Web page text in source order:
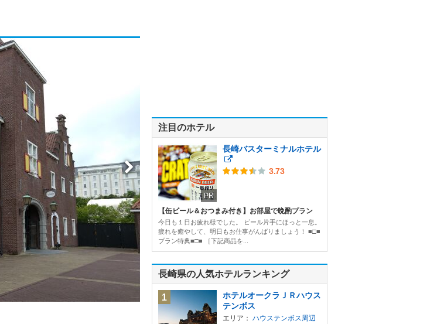
注目のホテル
PR
長崎バスターミナルホテル
3.73
【缶ビール＆おつまみ付き】お部屋で晩酌プラン
今日も１日お疲れ様でした。 ビール片手にほっと一息。
疲れを癒やして、明日もお仕事がんばりましょう！ ■□■
プラン特典■□■ ［下記商品を...
長崎県の人気ホテルランキング
1
ホテルオークラＪＲハウス
テンボス
エリア： ハウステンボス周辺